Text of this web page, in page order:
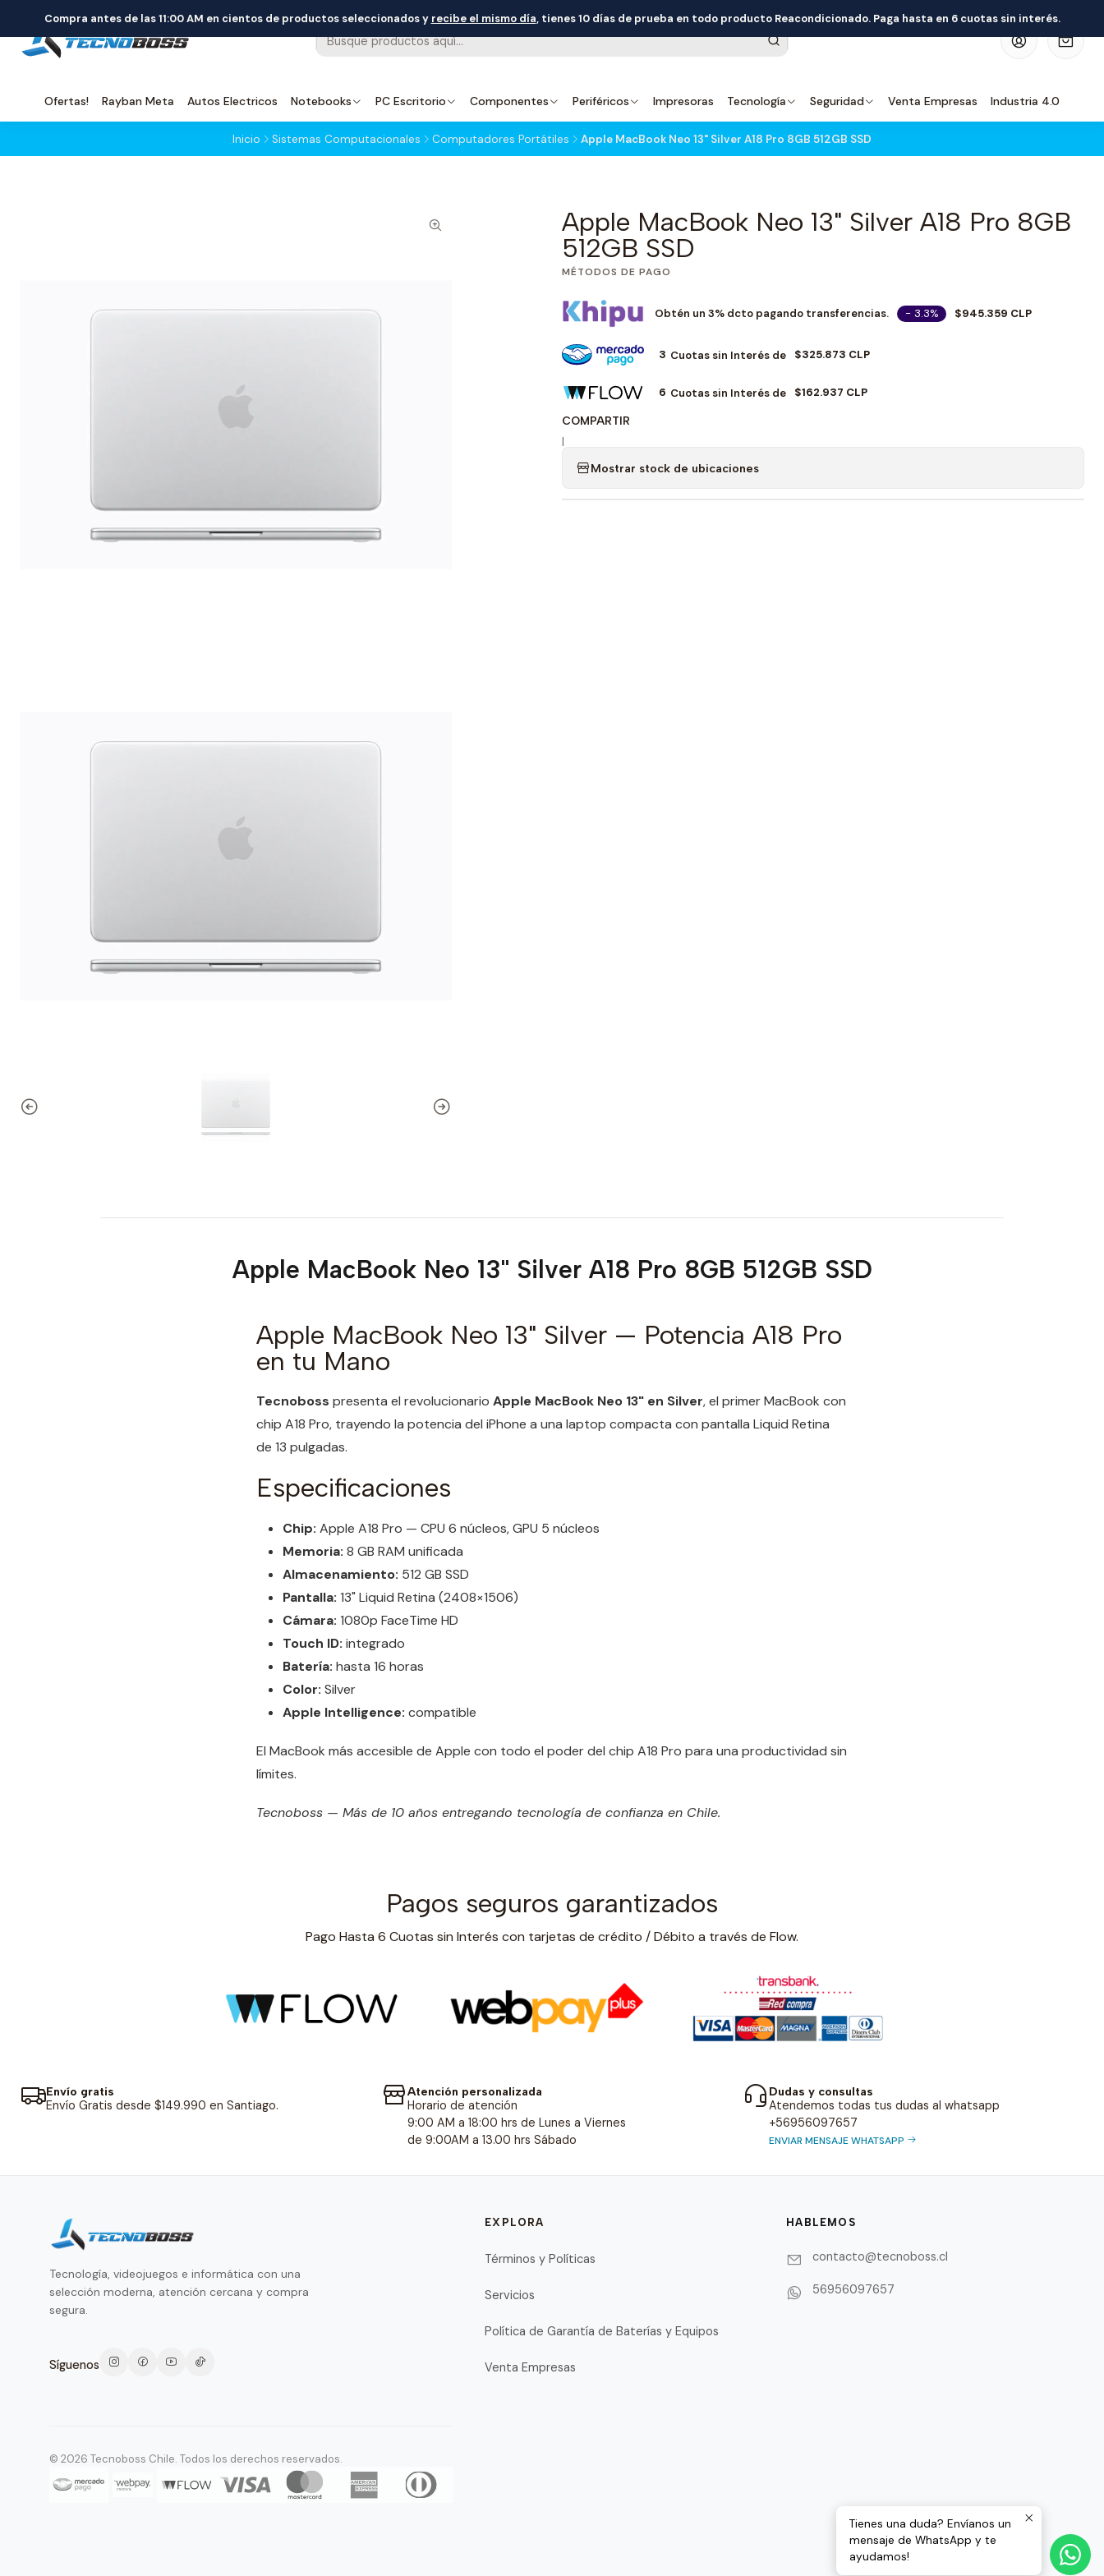
Ofertas! Rayban Meta Autos Electricos Notebooks PC Escritorio Componentes Periféricos Impresoras Tecnología Seguridad Venta Empresas Industria 4.0
Compra antes de las 11:00 AM en cientos de productos seleccionados y recibe el mismo día, tienes 10 días de prueba en todo producto Reacondicionado. Paga hasta en 6 cuotas sin interés.
Inicio Sistemas Computacionales Computadores Portátiles Apple MacBook Neo 13" Silver A18 Pro 8GB 512GB SSD
Apple MacBook Neo 13" Silver A18 Pro 8GB
512GB SSD
MÉTODOS DE PAGO
Obtén un 3% dcto pagando transferencias. - 3.3% $945.359 CLP
3 Cuotas sin Interés de $325.873 CLP
6 Cuotas sin Interés de $162.937 CLP
COMPARTIR
|
Mostrar stock de ubicaciones
Apple MacBook Neo 13" Silver A18 Pro 8GB 512GB SSD
Apple MacBook Neo 13" Silver — Potencia A18 Pro
en tu Mano
Tecnoboss presenta el revolucionario Apple MacBook Neo 13" en Silver, el primer MacBook con
chip A18 Pro, trayendo la potencia del iPhone a una laptop compacta con pantalla Liquid Retina
de 13 pulgadas.
Especificaciones
Chip: Apple A18 Pro — CPU 6 núcleos, GPU 5 núcleos
Memoria: 8 GB RAM unificada
Almacenamiento: 512 GB SSD
Pantalla: 13" Liquid Retina (2408×1506)
Cámara: 1080p FaceTime HD
Touch ID: integrado
Batería: hasta 16 horas
Color: Silver
Apple Intelligence: compatible
El MacBook más accesible de Apple con todo el poder del chip A18 Pro para una productividad sin
límites.
Tecnoboss — Más de 10 años entregando tecnología de confianza en Chile.
Pagos seguros garantizados
Pago Hasta 6 Cuotas sin Interés con tarjetas de crédito / Débito a través de Flow.
Envío gratis
Envío Gratis desde $149.990 en Santiago.
Atención personalizada
Horario de atención
9:00 AM a 18:00 hrs de Lunes a Viernes
de 9:00AM a 13.00 hrs Sábado
Dudas y consultas
Atendemos todas tus dudas al whatsapp
+56956097657
ENVIAR MENSAJE WHATSAPP
Tecnología, videojuegos e informática con una
selección moderna, atención cercana y compra
segura.
Síguenos
EXPLORA
Términos y Políticas
Servicios
Política de Garantía de Baterías y Equipos
Venta Empresas
HABLEMOS
contacto@tecnoboss.cl
56956097657
© 2026 Tecnoboss Chile. Todos los derechos reservados.
Tienes una duda? Envíanos un
mensaje de WhatsApp y te
ayudamos!